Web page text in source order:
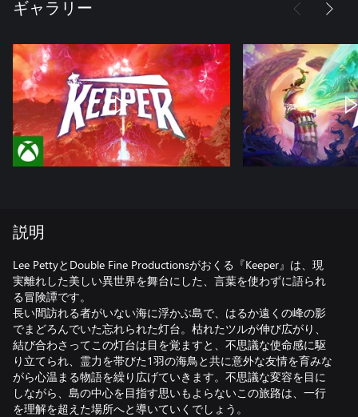
ギャラリー
説明
Lee PettyとDouble Fine Productionsがおくる『Keeper』は、現
実離れした美しい異世界を舞台にした、言葉を使わずに語られ
る冒険譚です。
長い間訪れる者がいない海に浮かぶ島で、はるか遠くの峰の影
でまどろんでいた忘れられた灯台。枯れたツルが伸び広がり、
結び合わさってこの灯台は目を覚ますと、不思議な使命感に駆
り立てられ、霊力を帯びた1羽の海鳥と共に意外な友情を育みな
がら心温まる物語を繰り広げていきます。不思議な変容を目に
しながら、島の中心を目指す思いもよらないこの旅路は、一行
を理解を超えた場所へと導いていくでしょう。